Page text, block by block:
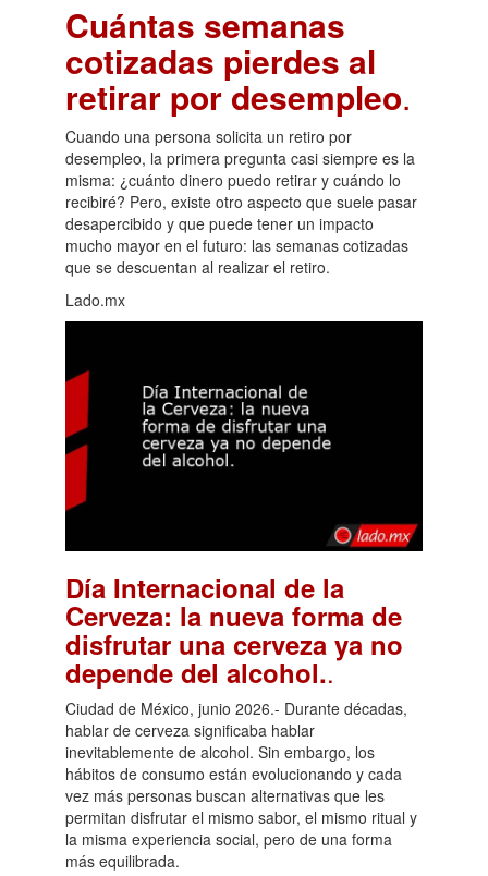
Cuántas semanas
cotizadas pierdes al
retirar por desempleo.
Cuando una persona solicita un retiro por
desempleo, la primera pregunta casi siempre es la
misma: ¿cuánto dinero puedo retirar y cuándo lo
recibiré? Pero, existe otro aspecto que suele pasar
desapercibido y que puede tener un impacto
mucho mayor en el futuro: las semanas cotizadas
que se descuentan al realizar el retiro.
Lado.mx
Día Internacional de la
Cerveza: la nueva forma de
disfrutar una cerveza ya no
depende del alcohol..
Ciudad de México, junio 2026.- Durante décadas,
hablar de cerveza significaba hablar
inevitablemente de alcohol. Sin embargo, los
hábitos de consumo están evolucionando y cada
vez más personas buscan alternativas que les
permitan disfrutar el mismo sabor, el mismo ritual y
la misma experiencia social, pero de una forma
más equilibrada.